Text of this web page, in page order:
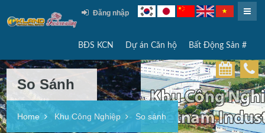
Đăng nhập
BĐS KCN Dự án Căn hộ Bất Động Sản #
So Sánh
Home Khu Công Nghiệp So sánh